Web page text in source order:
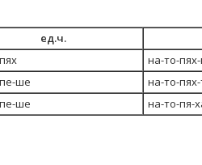
ед.ч.
на-то-
ше
на-то-
ше на-то-пя-